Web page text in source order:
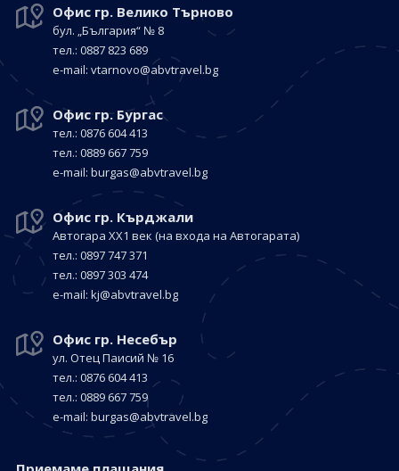
Офис гр. Велико Търново
бул. „България“ № 8
тел.: 0887 823 689
е-mail: vtarnovo@abvtravel.bg
Офис гр. Бургас
тел.: 0876 604 413
тел.: 0889 667 759
е-mail: burgas@abvtravel.bg
Офис гр. Кърджали
Автогара ХХ1 век (на входа на Автогарата)
тел.: 0897 747 371
тел.: 0897 303 474
е-mail: kj@abvtravel.bg
Офис гр. Несебър
ул. Отец Паисий № 16
тел.: 0876 604 413
тел.: 0889 667 759
е-mail: burgas@abvtravel.bg